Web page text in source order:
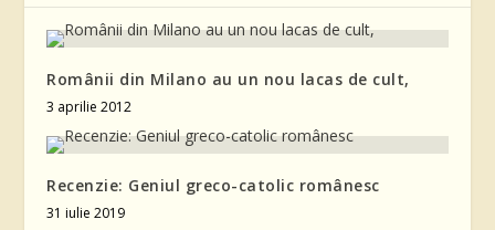
Românii din Milano au un nou lacas de cult,
3 aprilie 2012
Recenzie: Geniul greco-catolic românesc
31 iulie 2019